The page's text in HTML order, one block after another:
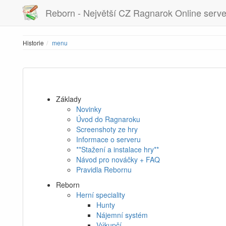
Reborn - Největší CZ Ragnarok Online
Historie menu
Základy
Novinky
Úvod do Ragnaroku
Screenshoty ze hry
Informace o serveru
**Stažení a instalace hry**
Návod pro nováčky + FAQ
Pravidla Rebornu
Reborn
Herní speciality
Hunty
Nájemní systém